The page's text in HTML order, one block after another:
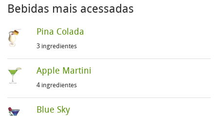
Bebidas mais acessadas
Pina Colada
3 ingredientes
Apple Martini
4 ingredientes
Blue Sky